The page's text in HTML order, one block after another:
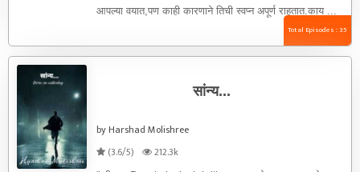
आपल्या वयात,पण काही कारणाने तिची स्वप्न अपूर्ण राहतात.काय ...
Total Episodes : 35
सांन्य...
by Harshad Molishree
(3.6/5)
212.3k